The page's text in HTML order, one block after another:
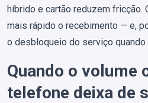
híbrido e cartão reduzem fricção.
mais rápido o recebimento — e,
o desbloqueio do serviço quando
Quando o volume
telefone deixa de